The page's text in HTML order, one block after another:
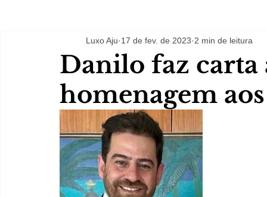
Danilo faz carta
homenagem
Luxo Aju 17 de fev. de 2023 2 min de leitura